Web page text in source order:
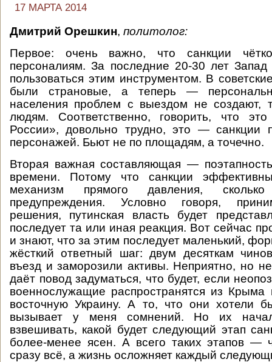
17 МАРТА 2014
Дмитрий Орешкин, политолог:
Первое: очень важно, что санкции
персоналиям. За последние 20-30 лет Запад
пользоваться этим инструментом. В
были страновые, а теперь —
населения проблем с выездом не создают,
людям. Соответственно, говорить, что
России», довольно трудно, это — санкции
персонажей. Бьют не по площадям, а точечно.
Вторая важная составляющая —
времени. Потому что санкции
механизм прямого давления,
предупреждения. Условно говоря,
решения, путинская власть будет
последует та или иная реакция. Вот сейчас
и знают, что за этим последует маленький,
жёсткий ответный шаг: двум десяткам
въезд и заморозили активы. Неприятно, но
даёт повод задуматься, что будет, если
военнослужащие распространятся из
восточную Украину. А то, что они хотели
вызывает у меня сомнений. Но их
взвешивать, какой будет следующий этап
более-менее ясен. А всего таких этапов —
сразу всё, а жизнь осложняет каждый